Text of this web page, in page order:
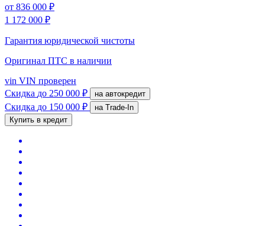
от 836 000 ₽
1 172 000 ₽
Гарантия юридической чистоты
Оригинал ПТС в наличии
vin VIN проверен
Скидка до 250 000 ₽ на автокредит
Скидка до 150 000 ₽
на Trade-In
Купить в кредит